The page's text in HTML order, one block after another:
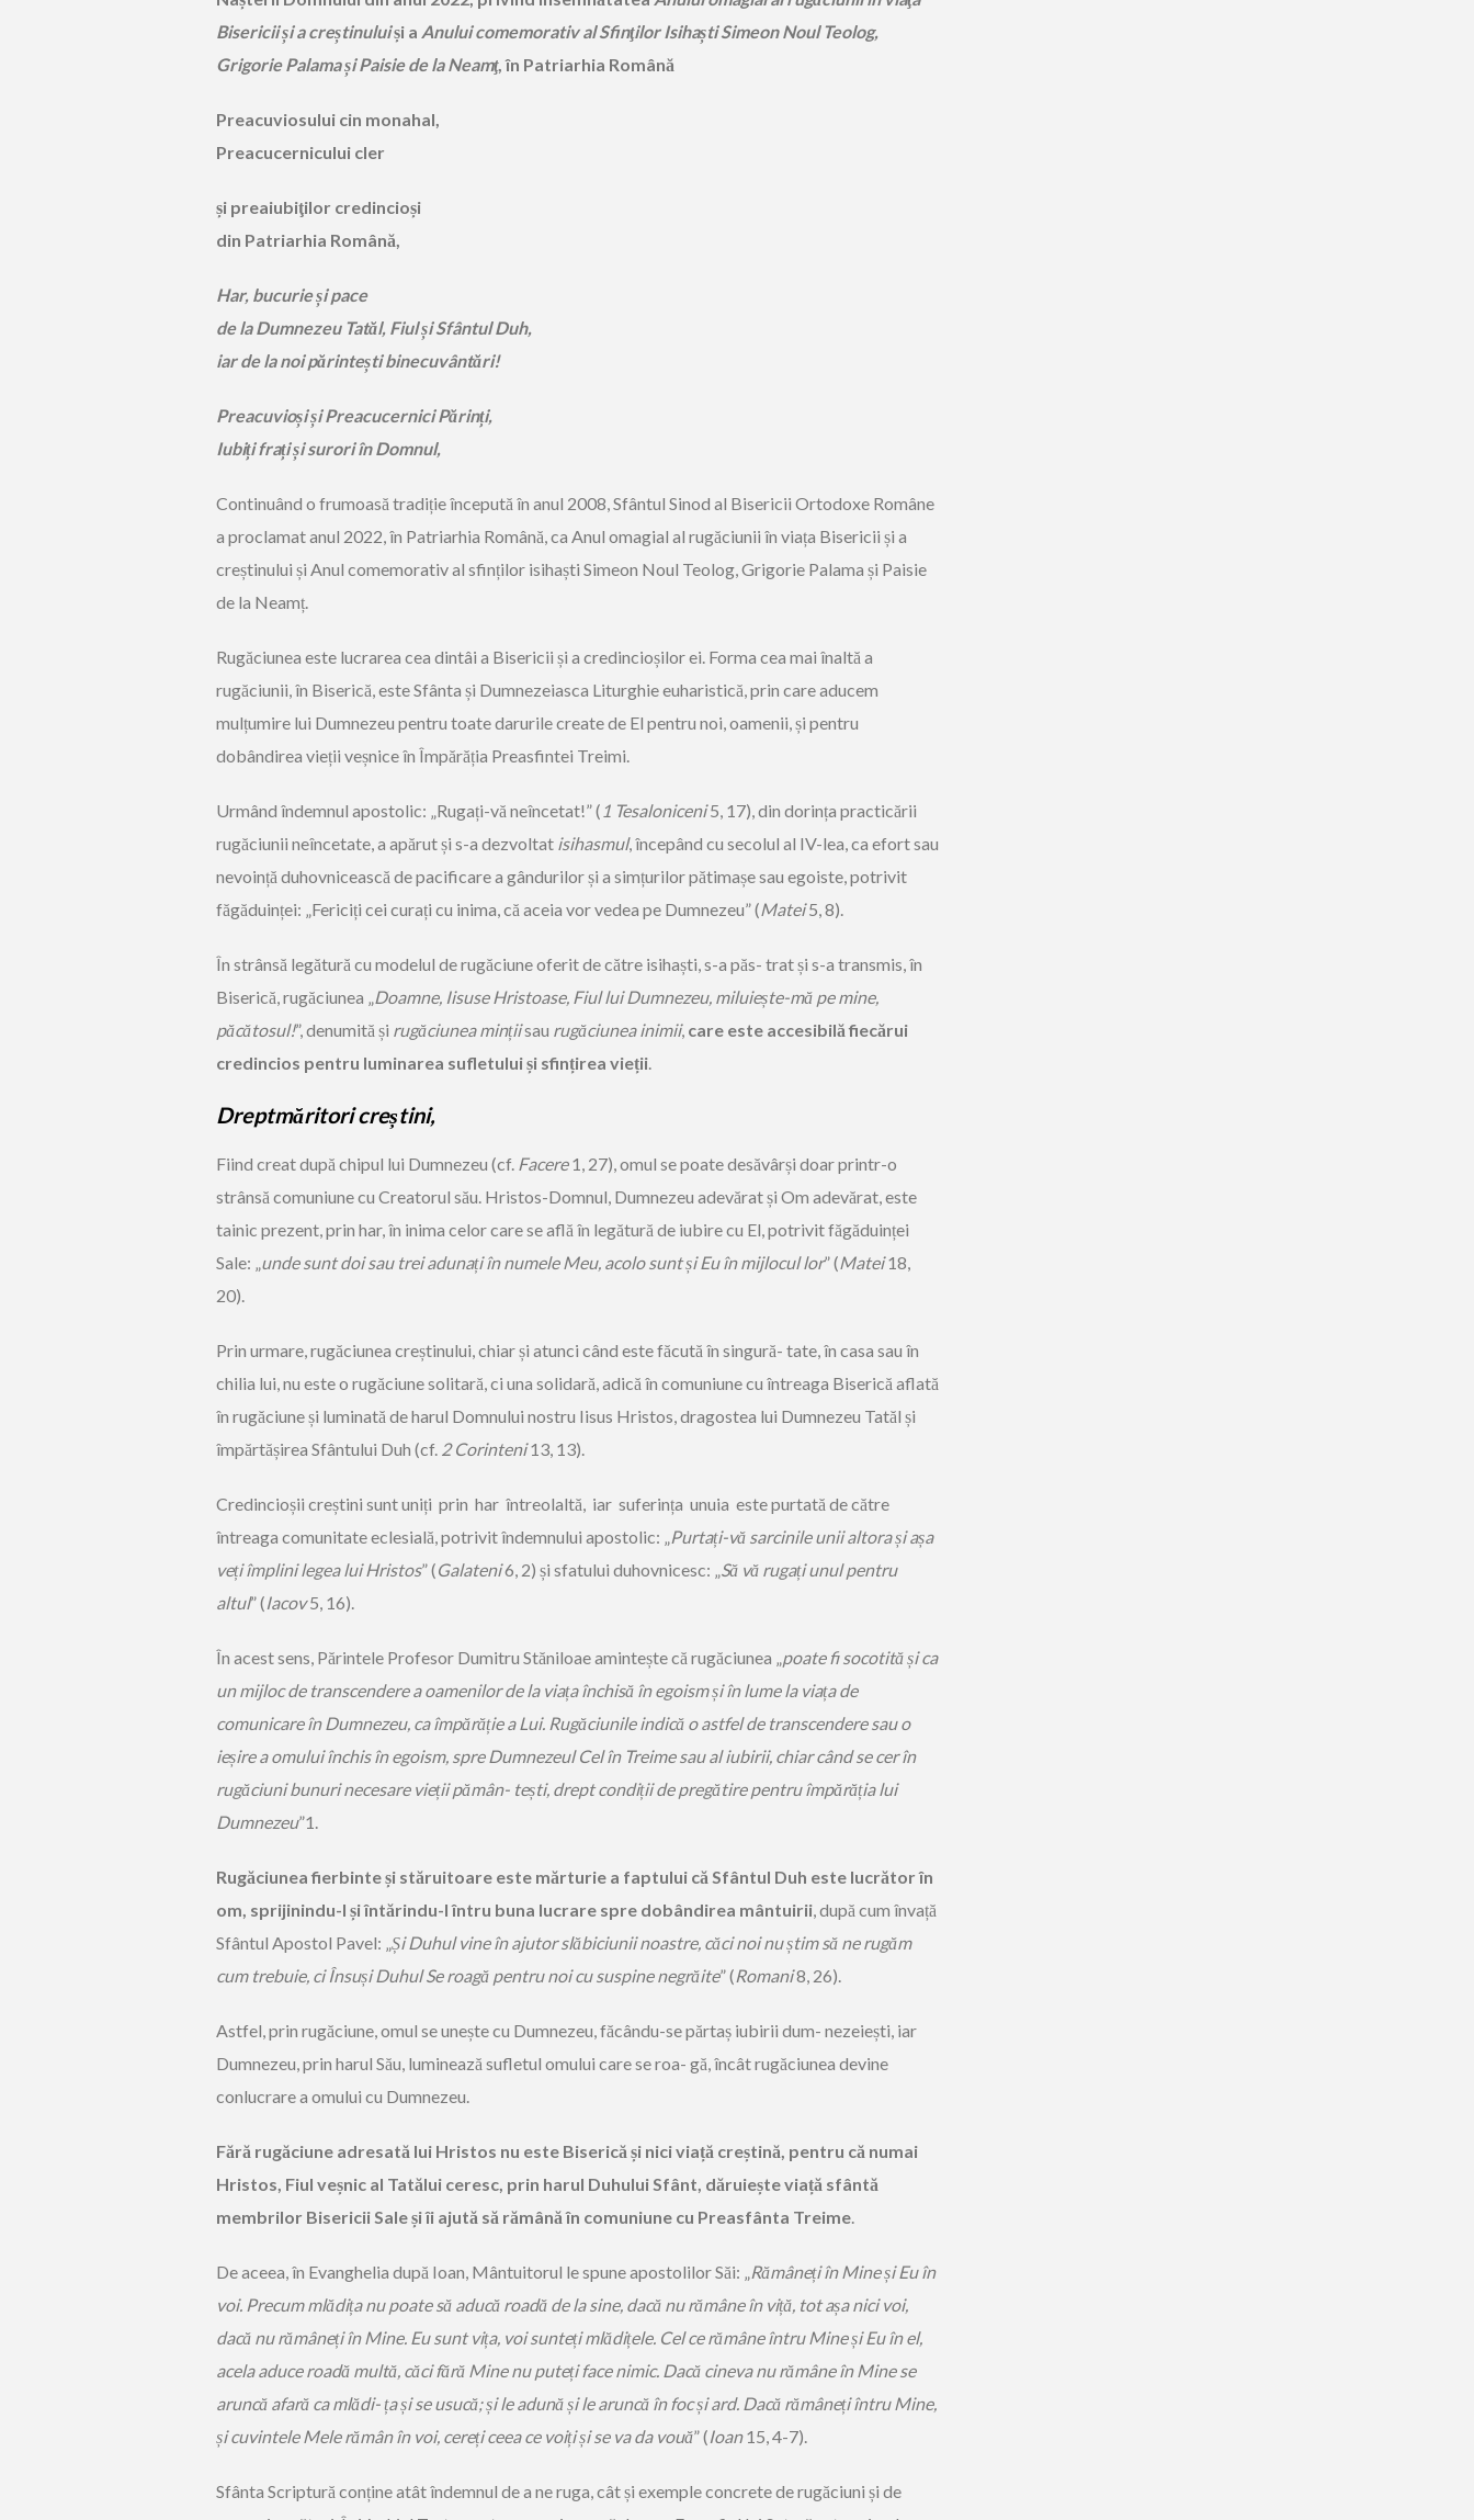
Bisericii și a creștinuluiși a Anului comemorativ al Sfinţilor Isihaști Simeon Noul Teolog,
Grigorie Palamași Paisie de la Neamţ, în Patriarhia Română
Preacuviosului cin monahal,
Preacucernicului cler
și preaiubiţilor credincioși
din Patriarhia Română,
Har, bucurie și pace
de la Dumnezeu Tatăl, Fiul și Sfântul Duh,
iar de la noi părintești binecuvântări!
Preacuvioși și Preacucernici Părinți,
Iubiți frați și surori în Domnul,
Continuând o frumoasă tradiție începută în anul 2008, Sfântul Sinod al Bisericii Ortodoxe Române
a proclamat anul 2022, în Patriarhia Română, ca Anul omagial al rugăciunii în viața Bisericii și a
creștinului și Anul comemorativ al sfinților isihaști Simeon Noul Teolog, Grigorie Palama și Paisie
de la Neamț.
Rugăciunea este lucrarea cea dintâi a Bisericii și a credincioșilor ei. Forma cea mai înaltă a
rugăciunii, în Biserică, este Sfânta și Dumnezeiasca Liturghie euharistică, prin care aducem
mulțumire lui Dumnezeu pentru toate darurile create de El pentru noi, oamenii, și pentru
dobândirea vieții veșnice în Împărăția Preasfintei Treimi.
Urmând îndemnul apostolic: „Rugați-vă neîncetat!” ( 1 Tesaloniceni5, 17), din dorința practicării
rugăciunii neîncetate, a apărut și s-a dezvoltat isihasmul, începând cu secolul al IV-lea, ca efort sau
nevoință duhovnicească de pacificare a gândurilor și a simțurilor pătimașe sau egoiste, potrivit
făgăduinței: „Fericiți cei curați cu inima, că aceia vor vedea pe Dumnezeu” (Matei5, 8).
În strânsă legătură cu modelul de rugăciune oferit de către isihaști, s-a păs- trat și s-a transmis, în
Biserică, rugăciunea „
Doamne, Iisuse Hristoase, Fiul lui Dumnezeu, miluiește-mă pe mine,
păcătosul!”, denumită și rugăciunea mințiisau rugăciunea inimii, care este accesibilă fiecărui
credincios pentru luminarea sufletului și sfințirea vieții
Dreptmăritori creștini,
Fiind creat după chipul lui Dumnezeu (cf. Facere1, 27), omul se poate desăvârși doar printr-o
strânsă comuniune cu Creatorul său. Hristos-Domnul, Dumnezeu adevărat și Om adevărat, este
tainic prezent, prin har, în inima celor care se află în legătură de iubire cu El, potrivit făgăduinței
Sale: „ unde sunt doi sau trei adunațiîn numele Meu, acolo sunt și Eu în mijlocul lor” (Matei18,
20).
Prin urmare, rugăciunea creștinului, chiar și atunci când este făcută în singură- tate, în casa sau în
chilia lui, nu este o rugăciune solitară, ci una solidară, adică în comuniune cu întreaga Biserică aflată
în rugăciune și luminată de harul Domnului nostru Iisus Hristos, dragostea lui Dumnezeu Tatăl și
împărtășirea Sfântului Duh (cf. 2 Corinteni13, 13).
Credincioșii creștini sunt uniți prin har întreolaltă, iar suferința unuia este purtată de către
întreaga comunitate eclesială, potrivit îndemnului apostolic: „
Purtați-vă sarcinile unii altora și așa
veți împlini legea lui Hristos” (Galateni6, 2) și sfatului duhovnicesc: „
Să vă rugați unul pentru
altul” (Iacov5, 16).
În acest sens, Părintele Profesor Dumitru Stăniloae amintește că rugăciunea „ poate fi socotită și ca
un mijloc de transcendere a oamenilor de la viața închisă în egoism și în lume la viața de
comunicare în Dumnezeu, ca împărăție a Lui. Rugăciunile indică o astfel de transcendere sau o
ieșire a omului închis în egoism, spre Dumnezeul Cel în Treime sau al iubirii, chiar când se cer în
rugăciuni bunuri necesare vieții pămân- tești, drept condiții de pregătire pentru împărăția lui
Dumnezeu”1.
Rugăciuneafierbinte și stăruitoare este mărturie a faptului că Sfântul Duh este lucrător în
om, sprijinindu-l și întărindu-l întru buna lucrare spre dobândirea mântuirii , după cum învață
Sfântul Apostol Pavel: „ Și Duhul vine în ajutor slăbiciunii noastre, căci noi nu știm să ne rugăm
cum trebuie, ci Însuși Duhul Se roagă pentru noi cu suspine negrăite” (Romani8, 26).
Astfel, prin rugăciune, omul se unește cu Dumnezeu, făcându-se părtaș iubirii dum- nezeiești, iar
Dumnezeu, prin harul Său, luminează sufletul omului care se roa- gă, încât rugăciunea devine
conlucrare a omului cu Dumnezeu.
Fără rugăciune adresată lui Hristos nu este Biserică și nici viață creștină, pentru că numai
Hristos, Fiul veșnic al Tatălui ceresc, prin harul Duhului Sfânt, dăruiește viață sfântă
membrilor Bisericii Sale și îi ajută să rămână în comuniune cu Preasfânta Treime
De aceea, în Evanghelia după Ioan, Mântuitorul le spune apostolilor Săi: „
Rămâneți în Mine și Eu în
voi. Precummlădița nu poate să aducă roadă de la sine, dacă nu rămâne în viță, tot așa nici voi,
dacă nu rămâneți în Mine. Eu sunt vița, voi sunteți mlădițele. Celce rămâne întru Mine și Eu în el,
acela aduce roadă multă, căci fără Mine nu puteți face nimic. Dacă cineva nu rămâne în Mine se
aruncă afară ca mlădi- ța și se usucă; și le adună și le aruncă în foc și ard. Dacă rămâneți întru Mine,
și cuvintele Mele rămân în voi, cereți ceea ce voiți și se va da vouă” (Ioan15, 4-7).
Sfânta Scriptură conține atât îndemnul de a ne ruga, cât și exemple concrete de rugăciuni și de